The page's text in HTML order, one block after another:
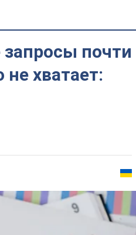
почти
хватает: